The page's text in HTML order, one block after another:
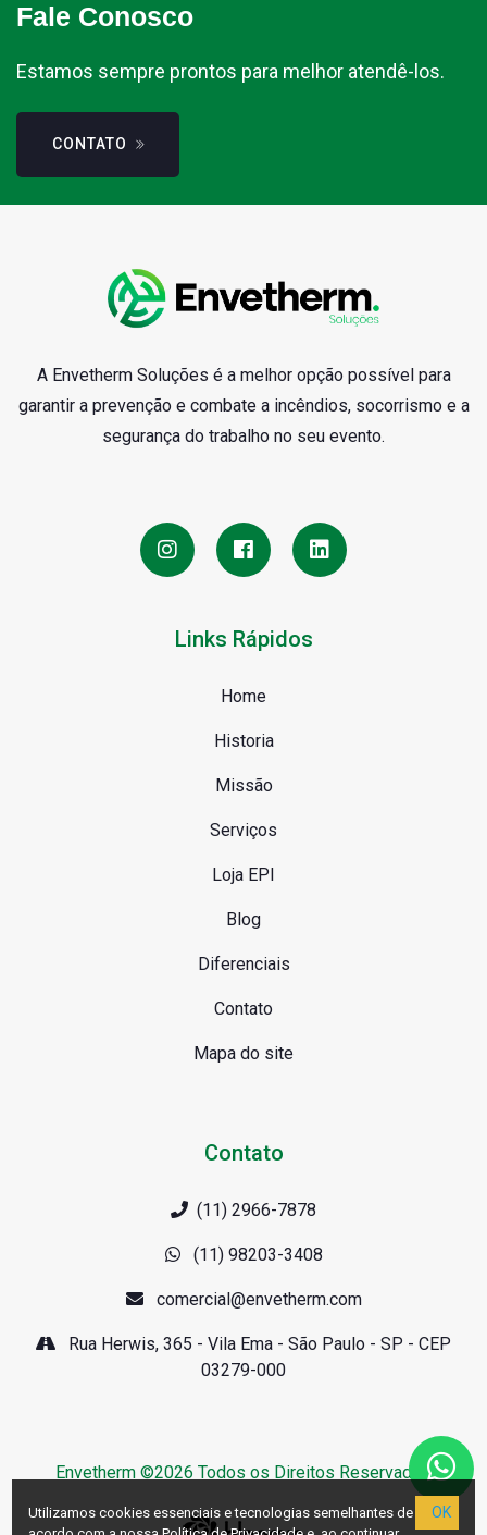
Fale Conosco
Estamos sempre prontos para melhor atendê-los.
CONTATO
A Envetherm Soluções é a melhor opção possível para
garantir a prevenção e combate a incêndios, socorrismo e a
segurança do trabalho no seu evento.
Links Rápidos
Home
Historia
Missão
Serviços
Loja EPI
Blog
Diferenciais
Contato
Mapa do site
Contato
(11) 2966-7878
(11) 98203-3408
comercial@envetherm.com
Rua Herwis, 365 - Vila Ema - São Paulo - SP - CEP
03279-000
Envetherm ©2026 Todos os Direitos Reservados
Utilizamos cookies essenciais e tecnologias semelhantes de
OK